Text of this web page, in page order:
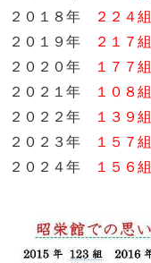
２０１８年
２２４組
２０１９年
２１７組
２０２０年
１７７組
２０２１年
１０８組
２０２２年
１３９組
２０２３年
１５７組
２０２４年
１５６組